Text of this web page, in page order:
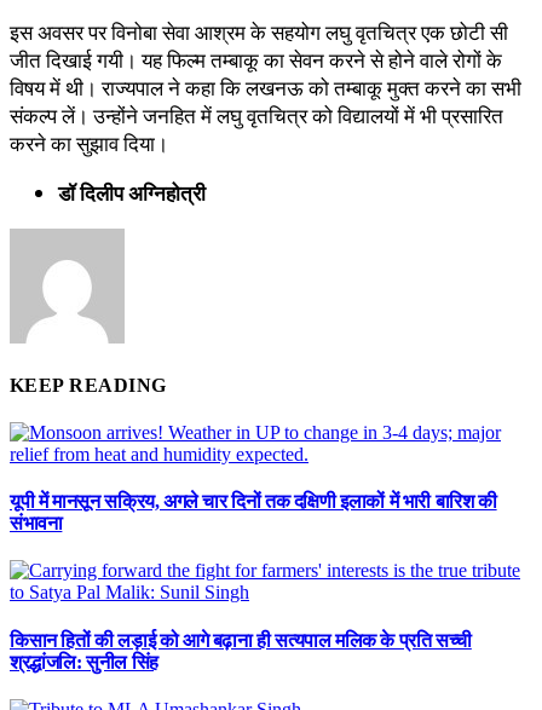
इस अवसर पर विनोबा सेवा आश्रम के सहयोग लघु वृतचित्र एक छोटी सी
जीत दिखाई गयी। यह फिल्म तम्बाकू का सेवन करने से होने वाले रोगों के
विषय में थी। राज्यपाल ने कहा कि लखनऊ को तम्बाकू मुक्त करने का सभी
संकल्प लें। उन्होंने जनहित में लघु वृतचित्र को विद्यालयों में भी प्रसारित
करने का सुझाव दिया।
डॉ दिलीप अग्निहोत्री
KEEP READING
यूपी में मानसून सक्रिय, अगले चार दिनों तक दक्षिणी इलाकों में भारी बारिश की
संभावना
किसान हितों की लड़ाई को आगे बढ़ाना ही सत्यपाल मलिक के प्रति सच्ची
श्रद्धांजलि: सुनील सिंह